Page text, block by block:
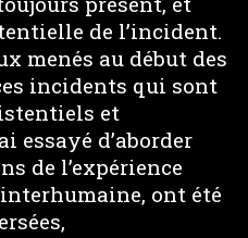
de l’incident.
menés au début des
incidents qui sont
et
essayé d’aborder
de l’expérience
ont été